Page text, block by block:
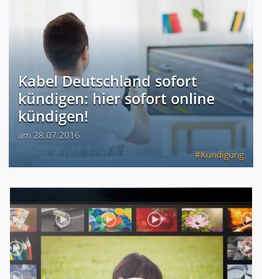
Kabel Deutschland sofort
kündigen: hier sofort online
kündigen!
am 28.07.2016
Kündigung